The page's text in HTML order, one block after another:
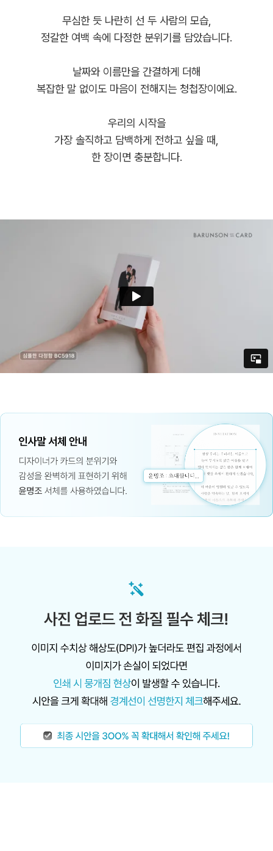
무심한 듯 나란히 선 두 사람의 모습,
정갈한 여백 속에 다정한 분위기를 담았습니다.
날짜와 이름만을 간결하게 더해
복잡한 말 없이도 마음이 전해지는 청첩장이에요.
우리의 시작을
가장 솔직하고 담백하게 전하고 싶을 때,
한 장이면 충분합니다.